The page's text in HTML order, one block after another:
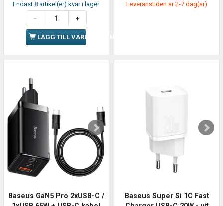
Endast 8 artikel(er) kvar i lager
LÄGG TILL VARUKORGEN
Leveranstiden är 2-7 dag(ar)
Baseus GaN5 Pro 2xUSB-C /
Baseus Super Si 1C Fast